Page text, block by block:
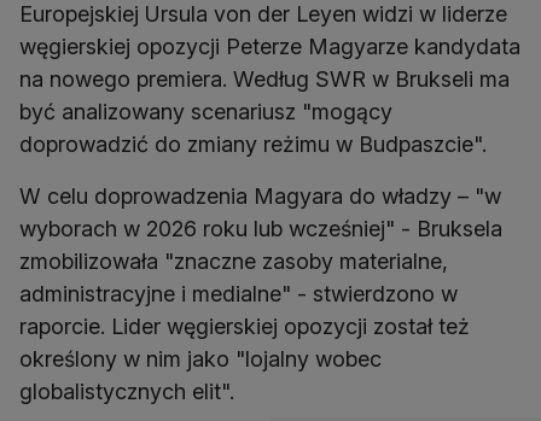
Europejskiej Ursula von der Leyen widzi w liderze
węgierskiej opozycji Peterze Magyarze kandydata
na nowego premiera. Według SWR w Brukseli ma
być analizowany scenariusz "mogący
doprowadzić do zmiany reżimu w Budpaszcie".
W celu doprowadzenia Magyara do władzy – "w
wyborach w 2026 roku lub wcześniej" - Bruksela
zmobilizowała "znaczne zasoby materialne,
administracyjne i medialne" - stwierdzono w
raporcie. Lider węgierskiej opozycji został też
określony w nim jako "lojalny wobec